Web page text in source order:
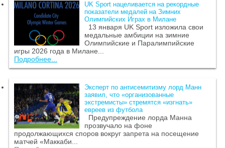
UK Sport нацеливается на рекордные
показатели медалей на Зимних
Олимпийских Играх в Милане
13 января UK Sport изложила свои
медальные амбиции на зимние
Олимпийские и Паралимпийские
игры 2026 года в Милане...
Подробнее...
Эксперт по антисемитизму лорд Манн
заявил, что «организованные
экстремисты» стремятся «изгнать»
евреев из футбола
Предупреждение лорда Манна
прозвучало на фоне
продолжающихся споров вокруг запрета на посещение
матчей «Маккаби...